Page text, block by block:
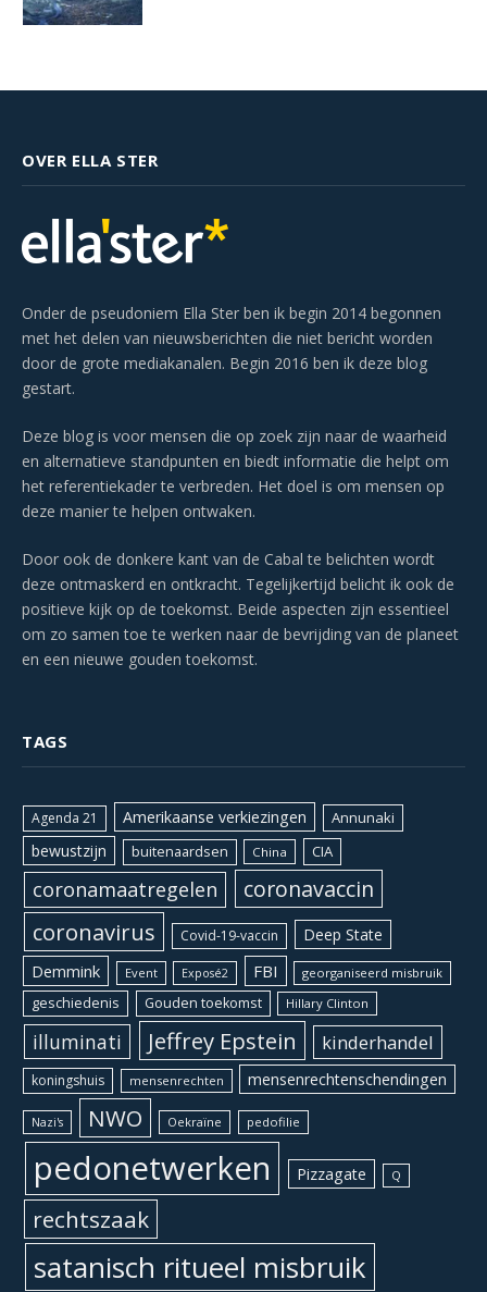
OVER ELLA STER
Onder de pseudoniem Ella Ster ben ik begin 2014 begonnen
met het delen van nieuwsberichten die niet bericht worden
door de grote mediakanalen. Begin 2016 ben ik deze blog
gestart.
Deze blog is voor mensen die op zoek zijn naar de waarheid
en alternatieve standpunten en biedt informatie die helpt om
het referentiekader te verbreden. Het doel is om mensen op
deze manier te helpen ontwaken.
Door ook de donkere kant van de Cabal te belichten wordt
deze ontmaskerd en ontkracht. Tegelijkertijd belicht ik ook de
positieve kijk op de toekomst. Beide aspecten zijn essentieel
om zo samen toe te werken naar de bevrijding van de planeet
en een nieuwe gouden toekomst.
TAGS
Agenda 21 Amerikaanse verkiezingen Annunaki
bewustzijn buitenaardsen China CIA
coronamaatregelen coronavaccin
coronavirus Covid-19-vaccin Deep State
Demmink Event Exposé2 FBI georganiseerd misbruik
geschiedenis Gouden toekomst Hillary Clinton
illuminati Jeffrey Epstein kinderhandel
koningshuis mensenrechten mensenrechtenschendingen
Nazi's NWO Oekraïne pedofilie
pedonetwerken Pizzagate Q
rechtszaak
satanisch ritueel misbruik